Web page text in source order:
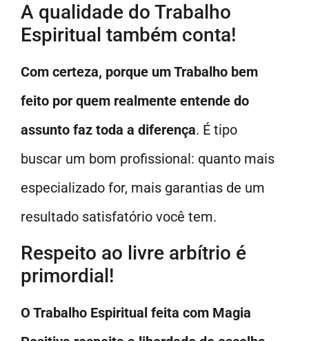
A qualidade do Trabalho
Espiritual também conta!
Com certeza, porque um Trabalho bem
feito por quem realmente entende do
assunto faz toda a diferença. É tipo
buscar um bom profissional: quanto mais
especializado for, mais garantias de um
resultado satisfatório você tem.
Respeito ao livre arbítrio é
primordial!
O Trabalho Espiritual feita com Magia